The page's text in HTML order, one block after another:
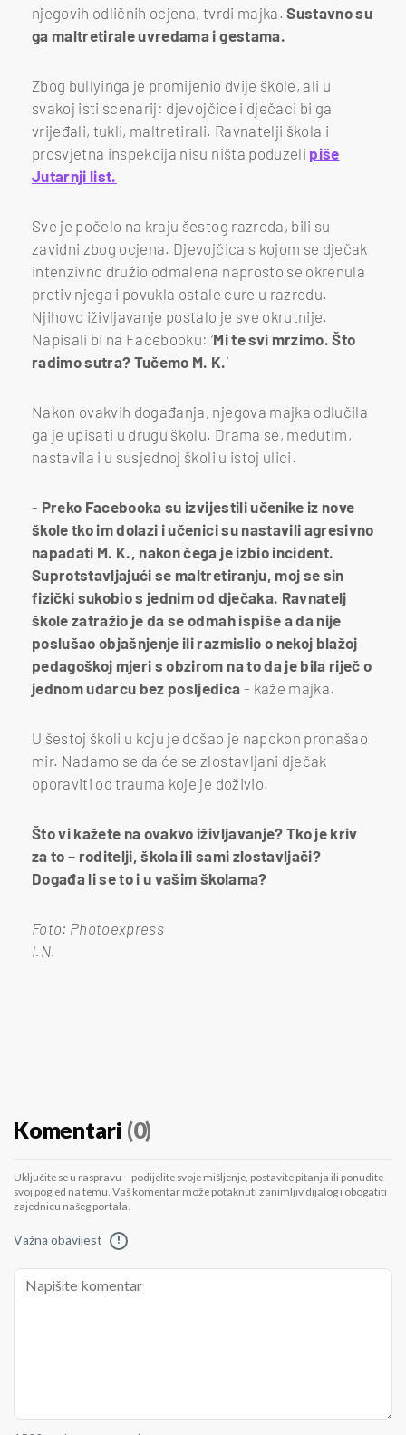
njegovih odličnih ocjena, tvrdi majka.Sustavno su
ga maltretirale uvredama i gestama.
Zbog bullyinga je promijenio dvije škole, ali u
svakoj isti scenarij: djevojčice i dječaci bi ga
vrijeđali, tukli, maltretirali. Ravnatelji škola i
prosvjetna inspekcija nisu ništa poduzeli piše
Jutarnji list.
Sve je počelo na kraju šestog razreda, bili su
zavidni zbog ocjena. Djevojčica s kojom se dječak
intenzivno družio odmalena naprosto se okrenula
protiv njega i povukla ostale cure u razredu.
Njihovo iživljavanje postalo je sve okrutnije.
Napisali bi na Facebooku: ‘Mi te svi mrzimo. Što
radimo sutra? Tučemo M. K.’
Nakon ovakvih događanja, njegova majka odlučila
ga je upisati u drugu školu. Drama se, međutim,
nastavila i u susjednoj školi u istoj ulici.
- Preko Facebooka su izvijestili učenike iz nove
škole tko im dolazi i učenici su nastavili agresivno
napadati M. K., nakon čega je izbio incident.
Suprotstavljajući se maltretiranju, moj se sin
fizički sukobio s jednim od dječaka. Ravnatelj
škole zatražio je da se odmah ispiše a da nije
poslušao objašnjenje ili razmislio o nekoj blažoj
pedagoškoj mjeri s obzirom na to da je bila riječ o
jednom udarcu bez posljedica - kaže majka.
U šestoj školi u koju je došao je napokon pronašao
mir. Nadamo se da će se zlostavljani dječak
oporaviti od trauma koje je doživio.
Što vi kažete na ovakvo iživljavanje? Tko je kriv
za to – roditelji, škola ili sami zlostavljači?
Događa li se to i u vašim školama?
Foto: Photoexpress
I.N.
Komentari (0)
Uključite se u raspravu – podijelite svoje mišljenje, postavite pitanja ili ponudite
svoj pogled na temu. Vaš komentar može potaknuti zanimljiv dijalog i obogatiti
zajednicu našeg portala.
Važna obavijest !